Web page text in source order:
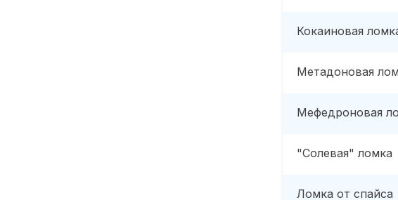
Кокаиновая
Метадоновая
Мефедроновая
"Солевая" ломка
Ломка от спайса